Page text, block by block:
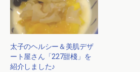
太子のヘルシー＆美肌デザ
ート屋さん「227甜棧」を
紹介しました♪